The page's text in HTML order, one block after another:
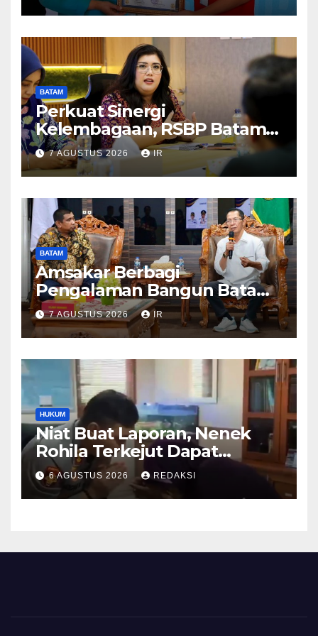
BATAM
Perkuat Sinergi
Kelembagaan, RSBP Batam
dan BPOM Pastikan
Pelayanan dan Ketersediaan
Obat Aman
7 AGUSTUS 2026 IR
BATAM
Amsakar Berbagi
Pengalaman Bangun Batam,
DPRD Dumai Dalami
Pendidikan hingga Investasi
7 AGUSTUS 2026 IR
HUKUM
Niat Buat Laporan, Nenek
Rohila Terkejut Dapat
Bantuan dari Kabid Propam
Kombes Pol Eddwi
6 AGUSTUS 2026 REDAKSI